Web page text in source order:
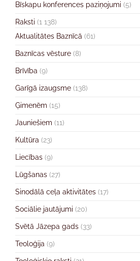
Bīskapu konferences paziņojumi (5)
Raksti (1 138)
Aktualitātes Baznīcā (61)
Baznīcas vēsture (8)
Brīvība (9)
Garīgā izaugsme (138)
Ģimenēm (15)
Jauniešiem (11)
Kultūra (23)
Liecības (9)
Lūgšanas (27)
Sinodālā ceļa aktivitātes (17)
Sociālie jautājumi (20)
Svētā Jāzepa gads (33)
Teoloģija (9)